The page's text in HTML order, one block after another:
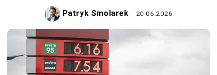
Patryk Smolarek 20.06.2026